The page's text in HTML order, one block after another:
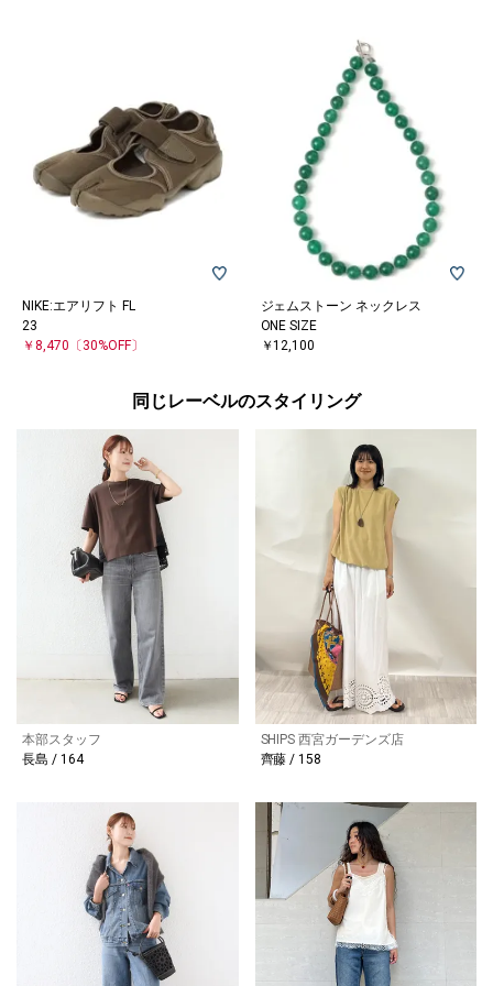
NIKE:エアリフト FL
23
￥8,470 〔30%OFF〕
ジェムストーン ネックレス
ONE SIZE
￥12,100
同じレーベルのスタイリング
本部スタッフ
長島 / 164
SHIPS 西宮ガーデンズ店
齊藤 / 158